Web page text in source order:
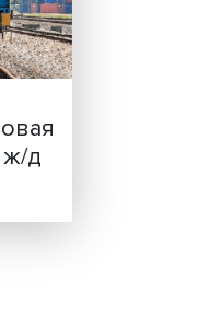
и
ЦенСИБ
летняя